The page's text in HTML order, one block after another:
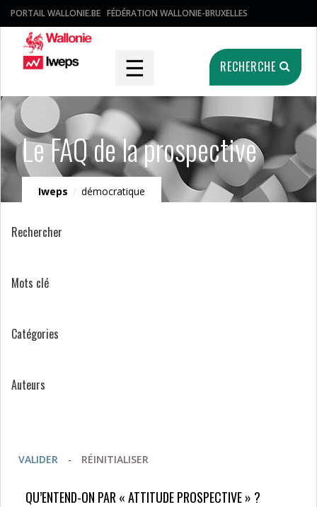
PORTAIL WALLONIE.BE FÉDÉRATION WALLONIE-BRUXELLES
☰ RECHERCHE
Le FAQ de la prospective
Iweps / démocratique
Rechercher
Mots clé
Catégories
Auteurs
VALIDER - RÉINITIALISER
QU’ENTEND-ON PAR « ATTITUDE PROSPECTIVE » ?